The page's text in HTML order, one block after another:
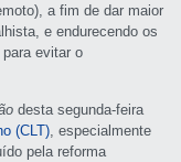
a fim de dar maior
e endurecendo os
evitar o
desta segunda-feira
(CLT) , especialmente
pela reforma